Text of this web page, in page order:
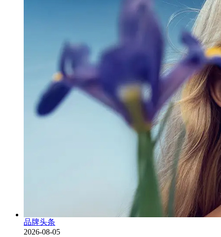
品牌头条
2026-08-05